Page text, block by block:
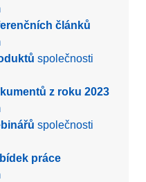
článků
společnosti
z roku 2023
společnosti
práce